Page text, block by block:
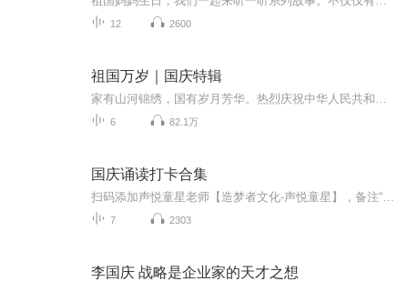
12 2600
祖国万岁｜国庆特辑
6 82.1万
国庆诵读打卡合集
7 2303
李国庆 战略是企业家的天才之想